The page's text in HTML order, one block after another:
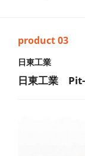
日東工業
日東工業 Pit-